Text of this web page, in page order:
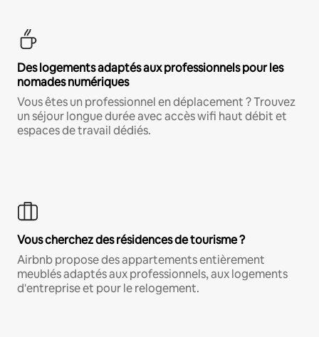
Des logements adaptés aux professionnels pour les
nomades numériques
Vous êtes un professionnel en déplacement ? Trouvez
un séjour longue durée avec accès wifi haut débit et
espaces de travail dédiés.
Vous cherchez des résidences de tourisme ?
Airbnb propose des appartements entièrement
meublés adaptés aux professionnels, aux logements
d'entreprise et pour le relogement.